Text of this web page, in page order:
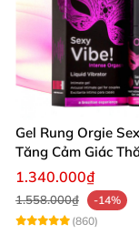
Gel Rung Orgie
Tăng Cảm Giác
Mạnh Mẽ
1.340.000₫
1.558.000₫
-14%
(860)